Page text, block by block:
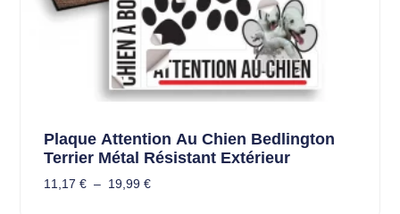
Plaque Attention Au Chien Bedlington
Terrier Métal Résistant Extérieur
11,17 € – 19,99 €